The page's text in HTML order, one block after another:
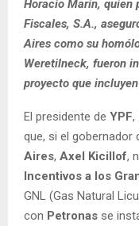
Horacio Marín, quien
Fiscales, S.A.,
Aires como su
Weretilneck, fueron
proyecto que
El presidente de YPF,
que, si el gobernador
Aires, Axel Kicillof,
Incentivos a los
GNL (Gas Natural
con Petronas se